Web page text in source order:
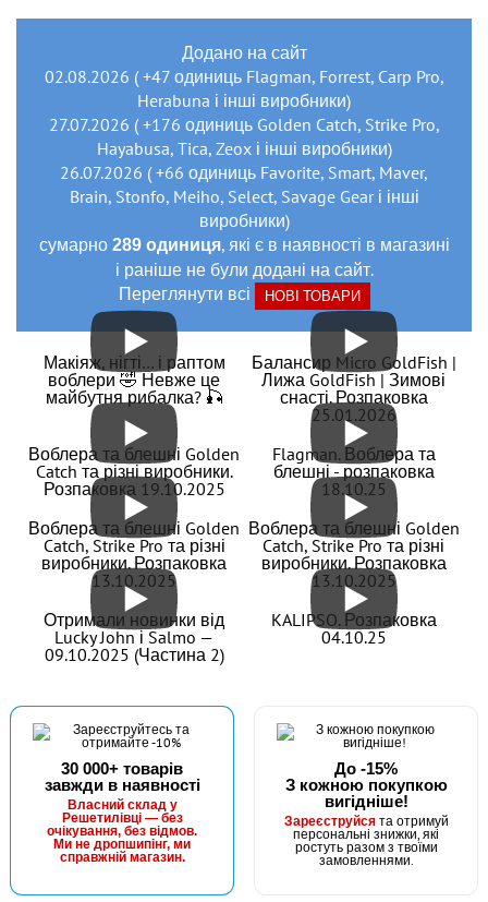
Додано на сайт
02.08.2026 ( +47 одиниць Flagman, Forrest, Carp Pro,
Herabuna і інші виробники)
27.07.2026 ( +176 одиниць Golden Catch, Strike Pro,
Hayabusa, Tica, Zeox і інші виробники)
26.07.2026 ( +66 одиниць Favorite, Smart, Maver,
Brain, Stonfo, Meiho, Select, Savage Gear і інші
виробники)
сумарно 289 одиниця, які є в наявності в магазині
і раніше не були додані на сайт.
Переглянути всі
НОВІ ТОВАРИ
Макіяж, нігті… і раптом
воблери 🤣 Невже це
майбутня рибалка? 🎣
Балансир Micro GoldFish |
Лижа GoldFish | Зимові
снасті. Розпаковка
25.01.2026
Воблера та блешні Golden
Catch та різні виробники.
Розпаковка 19.10.2025
Flagman. Воблера та
блешні - розпаковка
18.10.25
Воблера та блешні Golden
Catch, Strike Pro та різні
виробники. Розпаковка
13.10.2025
Воблера та блешні Golden
Catch, Strike Pro та різні
виробники. Розпаковка
13.10.2025
Отримали новинки від
Lucky John і Salmo —
09.10.2025 (Частина 2)
KALIPSO. Розпаковка
04.10.25
30 000+ товарів
завжди в наявності
Власний склад у
Решетилівці — без
очікування, без відмов.
Ми не дропшипінг, ми
справжній магазин.
До -15%
З кожною покупкою
вигідніше!
Зареєструйсята отримуй
персональні знижки, які
ростуть разом з твоїми
замовленнями.